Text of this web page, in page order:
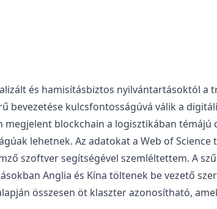
és hamisításbiztos nyilvántartásoktól a
bevezetése kulcsfontosságúvá válik a
megjelent blockchain a logisztikában témájú
lehetnek. Az adatokat a Web of Science
szoftver segítségével szemléltettem. A
Anglia és Kína töltenek be vezető
összesen öt klaszter azonosítható,